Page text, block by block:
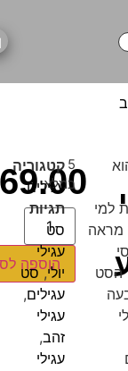
₪69.00
5
במלאי
הוספה לסל
קטגוריה
עגילים
תגיות
סט
יולי
סט
,